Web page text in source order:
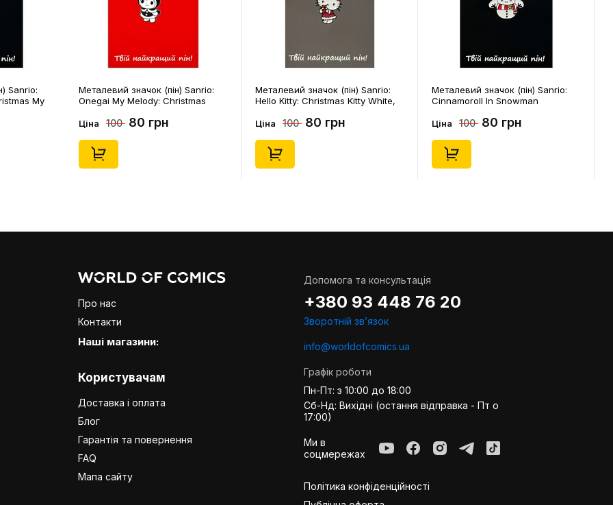
Sanrio:
My
Металевий значок (пін) Sanrio:
Onegai My Melody: Christmas
Ціна 100 80 грн
Металевий значок (пін) Sanrio:
Hello Kitty: Christmas Kitty White,
Ціна 100 80 грн
Металевий значок (пін) Sanrio:
Cinnamoroll In Snowman
Ціна 100 80 грн
Про нас
Контакти
Наші магазини:
Користувачам
Доставка і оплата
Блог
Гарантія та повернення
FAQ
Мапа сайту
Допомога та консультація
+380 93 448 76 20
Зворотній звʼязок
info@worldofcomics.ua
Графік роботи
Пн-Пт: з 10:00 до 18:00
Сб-Нд: Вихідні (остання відправка - Пт о
17:00)
Ми в
соцмережах
Політика конфіденційності